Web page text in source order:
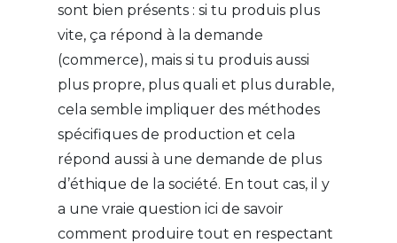
sont bien présents : si tu produis plus
vite, ça répond à la demande
(commerce), mais si tu produis aussi
plus propre, plus quali et plus durable,
cela semble impliquer des méthodes
spécifiques de production et cela
répond aussi à une demande de plus
d’éthique de la société. En tout cas, il y
a une vraie question ici de savoir
comment produire tout en respectant